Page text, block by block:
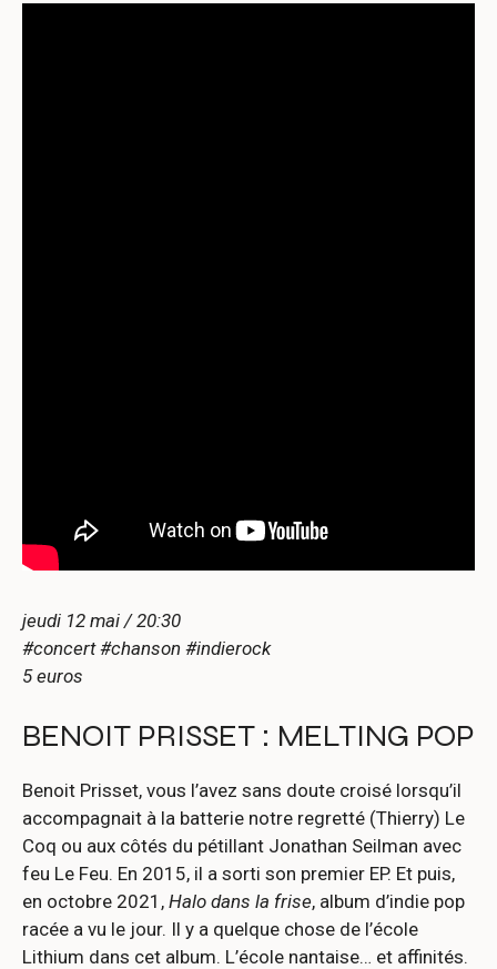
jeudi 12 mai / 20:30
#concert #chanson #indierock
5 euros
BENOIT PRISSET : MELTING POP
Benoit Prisset, vous l’avez sans doute croisé lorsqu’il
accompagnait à la batterie notre regretté (Thierry) Le
Coq ou aux côtés du pétillant Jonathan Seilman avec
feu Le Feu. En 2015, il a sorti son premier EP. Et puis,
en octobre 2021, Halo dans la frise, album d’indie pop
racée a vu le jour. Il y a quelque chose de l’école
Lithium dans cet album. L’école nantaise… et affinités.